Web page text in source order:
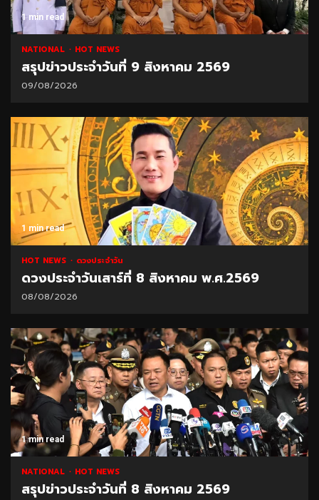
1 min read
NATIONAL HOT NEWS
สรุปข่าวประจำวันที่ 9 สิงหาคม 2569
09/08/2026
1 min read
HOT NEWS ดวงประจำวัน
ดวงประจำวันเสาร์ที่ 8 สิงหาคม พ.ศ.2569
08/08/2026
1 min read
NATIONAL HOT NEWS
สรุปข่าวประจำวันที่ 8 สิงหาคม 2569